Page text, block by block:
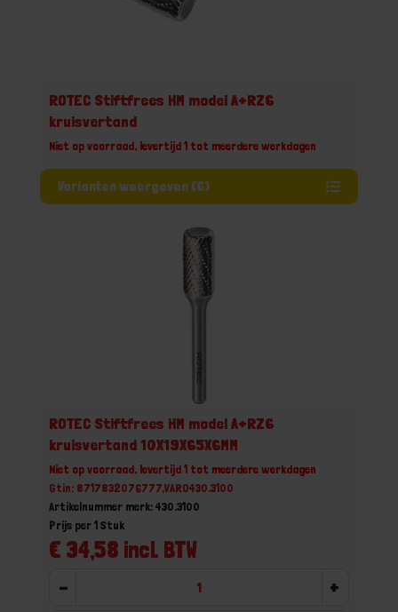
ROTEC Stiftfrees HM model A+RZ6
kruisvertand
Niet op voorraad, levertijd 1 tot meerdere werkdagen
Varianten weergeven (6)
ROTEC Stiftfrees HM model A+RZ6
kruisvertand 10X19X65X6MM
Niet op voorraad, levertijd 1 tot meerdere werkdagen
Gtin: 8717832076777,VARO430.3100
Artikelnummer merk: 430.3100
€ 34,58 incl. BTW
Prijs per 1 Stuk
- +